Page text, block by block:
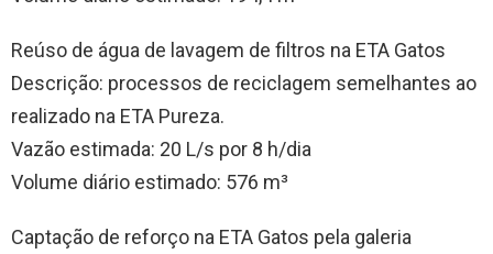
Reúso de água de lavagem de filtros na ETA Gatos
Descrição: processos de reciclagem semelhantes ao
realizado na ETA Pureza.
Vazão estimada: 20 L/s por 8 h/dia
Volume diário estimado: 576 m³
Captação de reforço na ETA Gatos pela galeria